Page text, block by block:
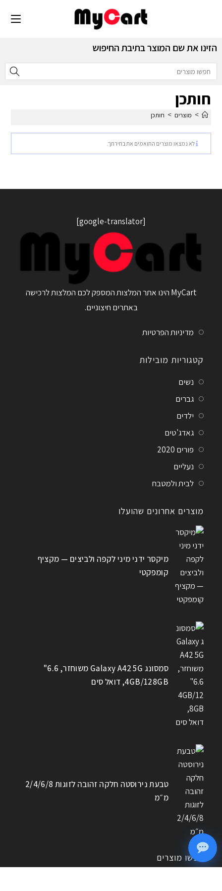
הזינו את שם המוצר בתיבת החיפוש
חותכן
> מוצרים > חותכן
לא נמצאו מוצרים התואמים את בחירתך.
[google-translator]
MyCart הינו אתר המלצות המספק לכם המלצות לרכישה
באתרים חיצוניים.
מדיניות הפרטיות
קטגוריות מובילות
נשים
גברים
ילדים
גאדג'טים
פורים 2020
נעליים
לבית ולמטבח
מוצרים אחרונים שהועלו
מיקסר ידני מיני לקפה ולביצים — מקציף
קומפקטי
סמסונג Galaxy A42 5G משוחזר, 6.6"
4GB/128GB, דואל סים
טבעת נירוסטה חלקה זהובה לזוגות 2/4/6/8
מ״מ
חפשו מוצרים